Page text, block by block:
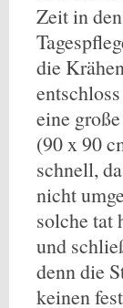
Zeit in
die
eine
(90 x 90
schnell,
nicht
solche tat
und
denn die
keinen